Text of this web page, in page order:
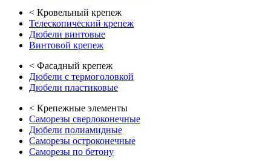
< Кровельный крепеж
Телескопический крепеж
Дюбели винтовые
Винтовой крепеж
< Фасадный крепеж
Дюбели с термоголовкой
Дюбели пластиковые
< Крепежные элементы
Саморезы сверлоконечные
Дюбели полиамидные
Саморезы остроконечные
Саморезы по бетону